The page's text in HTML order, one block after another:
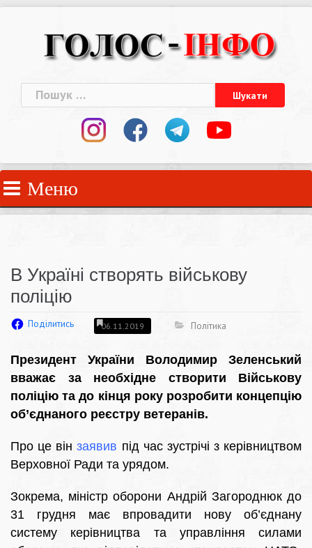
Пошук:
Меню
В Україні створять військову
поліцію
Поділитись 06.11.2019 Політика
Президент України Володимир Зеленський
вважає за необхідне створити Військову
поліцію та до кінця року розробити концепцію
об’єднаного реєстру ветеранів.
Про це вінзаявив під час зустрічі з керівництвом
Верховної Ради та урядом.
Зокрема, міністр оборони Андрій Загороднюк до
31 грудня має впровадити нову об’єднану
систему керівництва та управління силами